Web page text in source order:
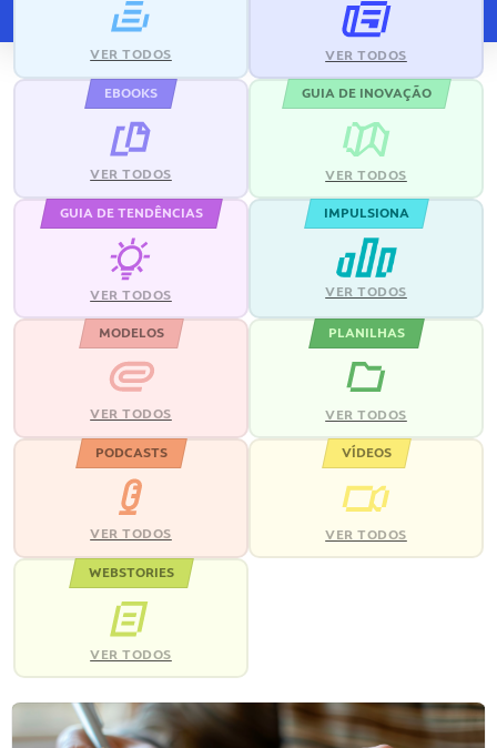
VER TODOS VER TODOS
EBOOKS
VER TODOS
GUIA DE INOVAÇÃO
VER TODOS
GUIA DE TENDÊNCIAS
VER TODOS
IMPULSIONA
VER TODOS
MODELOS
VER TODOS
PLANILHAS
VER TODOS
PODCASTS
VER TODOS
VÍDEOS
VER TODOS
WEBSTORIES
VER TODOS